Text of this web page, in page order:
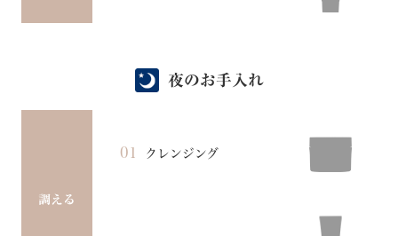
夜のお手入れ
調える
01 クレンジング